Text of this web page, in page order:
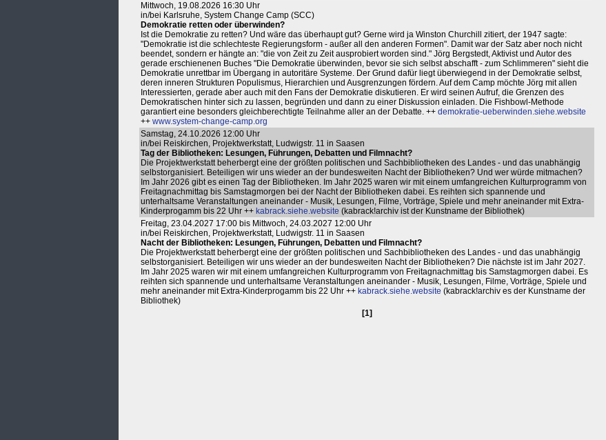
Mittwoch, 19.08.2026 16:30 Uhr
in/bei Karlsruhe, System Change Camp (SCC)
Demokratie retten oder überwinden?
Ist die Demokratie zu retten? Und wäre das überhaupt gut? Gerne wird ja Winston Churchill zitiert, der 1947 sagte:
"Demokratie ist die schlechteste Regierungsform - außer all den anderen Formen". Damit war der Satz aber noch nicht
beendet, sondern er hängte an: "die von Zeit zu Zeit ausprobiert worden sind." Jörg Bergstedt, Aktivist und Autor des
gerade erschienenen Buches "Die Demokratie überwinden, bevor sie sich selbst abschafft - zum Schlimmeren" sieht die
Demokratie unrettbar im Übergang in autoritäre Systeme. Der Grund dafür liegt überwiegend in der Demokratie selbst,
deren inneren Strukturen Populismus, Hierarchien und Ausgrenzungen fördern. Auf dem Camp möchte Jörg mit allen
Interessierten, gerade aber auch mit den Fans der Demokratie diskutieren. Er wird seinen Aufruf, die Grenzen des
Demokratischen hinter sich zu lassen, begründen und dann zu einer Diskussion einladen. Die Fishbowl-Methode
garantiert eine besonders gleichberechtigte Teilnahme aller an der Debatte. ++ demokratie-ueberwinden.siehe.website
++ www.system-change-camp.org
Samstag, 24.10.2026 12:00 Uhr
in/bei Reiskirchen, Projektwerkstatt, Ludwigstr. 11 in Saasen
Tag der Bibliotheken: Lesungen, Führungen, Debatten und Filmnacht?
Die Projektwerkstatt beherbergt eine der größten politischen und Sachbibliotheken des Landes - und das unabhängig
selbstorganisiert. Beteiligen wir uns wieder an der bundesweiten Nacht der Bibliotheken? Und wer würde mitmachen?
Im Jahr 2026 gibt es einen Tag der Bibliotheken. Im Jahr 2025 waren wir mit einem umfangreichen Kulturprogramm von
Freitagnachmittag bis Samstagmorgen bei der Nacht der Bibliotheken dabei. Es reihten sich spannende und
unterhaltsame Veranstaltungen aneinander - Musik, Lesungen, Filme, Vorträge, Spiele und mehr aneinander mit Extra-
Kinderprogamm bis 22 Uhr ++ kabrack.siehe.website (kabrack!archiv ist der Kunstname der Bibliothek)
Freitag, 23.04.2027 17:00 bis Mittwoch, 24.03.2027 12:00 Uhr
in/bei Reiskirchen, Projektwerkstatt, Ludwigstr. 11 in Saasen
Nacht der Bibliotheken: Lesungen, Führungen, Debatten und Filmnacht?
Die Projektwerkstatt beherbergt eine der größten politischen und Sachbibliotheken des Landes - und das unabhängig
selbstorganisiert. Beteiligen wir uns wieder an der bundesweiten Nacht der Bibliotheken? Die nächste ist im Jahr 2027.
Im Jahr 2025 waren wir mit einem umfangreichen Kulturprogramm von Freitagnachmittag bis Samstagmorgen dabei. Es
reihten sich spannende und unterhaltsame Veranstaltungen aneinander - Musik, Lesungen, Filme, Vorträge, Spiele und
mehr aneinander mit Extra-Kinderprogamm bis 22 Uhr ++ kabrack.siehe.website (kabrack!archiv es der Kunstname der
Bibliothek)
[1]